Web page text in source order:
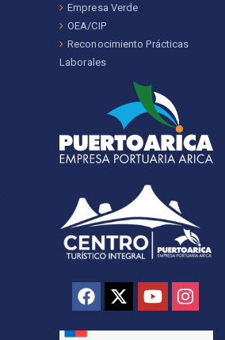
Empresa Verde
OEA/CIP
Reconocimiento Prácticas
Laborales